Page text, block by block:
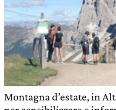
Montagna d’estate, in